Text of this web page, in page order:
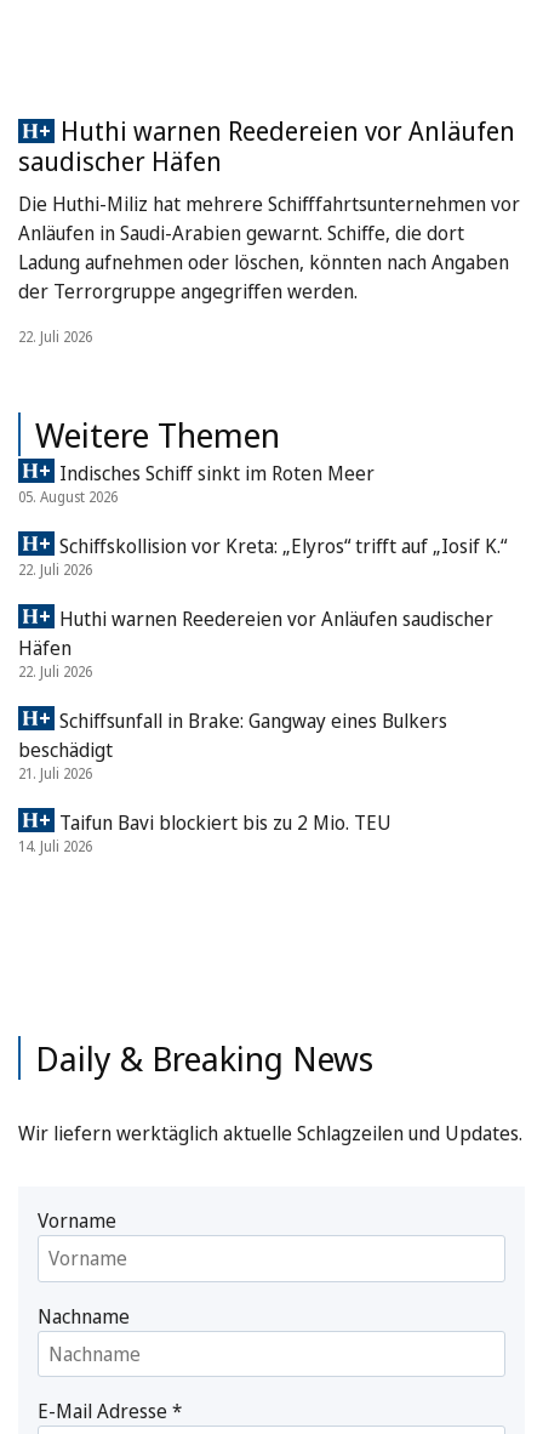
Huthi warnen Reedereien vor Anläufen
saudischer Häfen
Die Huthi-Miliz hat mehrere Schifffahrtsunternehmen vor
Anläufen in Saudi-Arabien gewarnt. Schiffe, die dort
Ladung aufnehmen oder löschen, könnten nach Angaben
der Terrorgruppe angegriffen werden.
22. Juli 2026
Weitere Themen
Indisches Schiff sinkt im Roten Meer
05. August 2026
Schiffskollision vor Kreta: „Elyros“ trifft auf „Iosif K.“
22. Juli 2026
Huthi warnen Reedereien vor Anläufen saudischer
Häfen
22. Juli 2026
Schiffsunfall in Brake: Gangway eines Bulkers
beschädigt
21. Juli 2026
Taifun Bavi blockiert bis zu 2 Mio. TEU
14. Juli 2026
Daily & Breaking News
Wir liefern werktäglich aktuelle Schlagzeilen und Updates.
Vorname
Nachname
E-Mail Adresse*